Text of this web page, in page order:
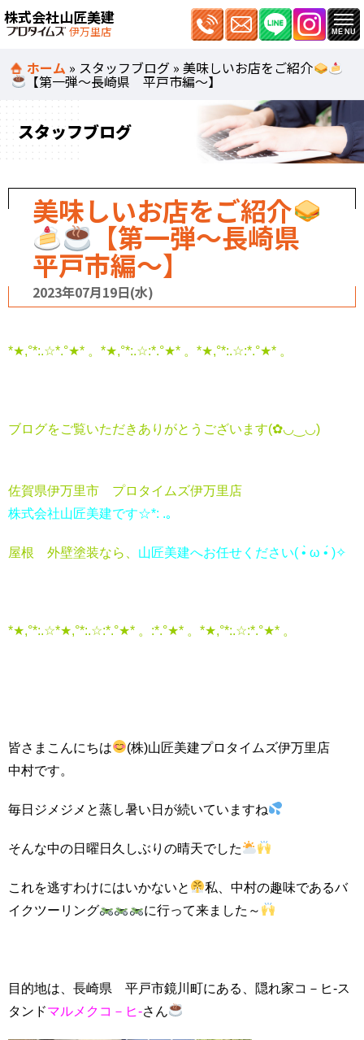
株式会社山匠美建
伊万里店
ホーム » スタッフブログ »美味しいお店をご紹介
【第一弾～長崎県 平戸市編～】
スタッフブログ
美味しいお店をご紹介
【第一弾～長崎県
平戸市編～】
2023年07月19日(水)
*★,°*:.☆*.°★* 。*★,°*:.☆:*.°★* 。*★,°*:.☆:*.°★* 。
ブログをご覧いただきありがとうございます(✿◡‿◡)
佐賀県伊万里市 プロタイムズ伊万里店
株式会社山匠美建です☆*: .｡
屋根 外壁塗装なら、 山匠美建へお任せください( •̀ ω •́ )✧
*★,°*:.☆*★,°*:.☆:*.°★* 。:*.°★* 。*★,°*:.☆:*.°★* 。
皆さまこんにちは
(株)山匠美建プロタイムズ伊万里店
中村です。
毎日ジメジメと蒸し暑い日が続いていますね
そんな中の日曜日久しぶりの晴天でした
これを逃すわけにはいかないと
私、中村の趣味であるバ
イクツーリング
に行って来ました～
目的地は、長崎県 平戸市鏡川町にある、隠れ家コ－ヒ-ス
タンドマルメクコ－ヒ-さん